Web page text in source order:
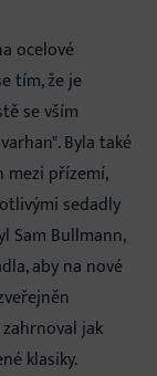
ocelové
tím, že je
se vším
Byla také
mezi přízemí,
sedadly
Sam Bullmann,
aby na nové
jak
klasiky.